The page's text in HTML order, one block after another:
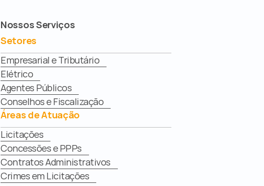
Nossos Serviços
Setores
Empresarial e Tributário
Elétrico
Agentes Públicos
Conselhos e Fiscalização
Áreas de Atuação
Licitações
Concessões e PPPs
Contratos Administrativos
Crimes em Licitações